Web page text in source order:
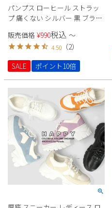
パンプス ローヒール ストラッ
プ 痛くない シルバー 黒 ブラッ
レディース ポインテッド ヒー
ル2cm Parade 23070
販売価格 ¥990税込 〜
4.50 （2）
SALE
ポイント10倍